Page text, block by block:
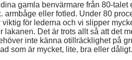
gamla benvärmare från 80-talet
armbåge eller fotled. Under 80
för lederna och vi slipper
Det är trots allt så att det
inte känna otillräcklighet på
som är mycket, lite, bra eller